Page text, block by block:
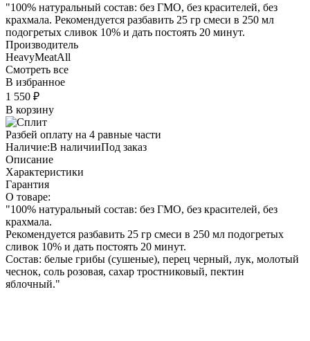
"100% натуральный состав: без ГМО, без красителей, без
крахмала. Рекомендуется разбавить 25 гр смеси в 250 мл
подогретых сливок 10% и дать постоять 20 минут.
Производитель
HeavyMeatAll
Смотреть все
В избранное
1 550 ₽
В корзину
Разбей оплату на 4 равные части
Наличие:В наличииПод заказ
Описание
Характеристики
Гарантия
О товаре:
"100% натуральный состав: без ГМО, без красителей, без
крахмала.
Рекомендуется разбавить 25 гр смеси в 250 мл подогретых
сливок 10% и дать постоять 20 минут.
Состав: белые грибы (сушеные), перец черный, лук, молотый
чеснок, соль розовая, сахар тростниковый, пектин
яблочный."